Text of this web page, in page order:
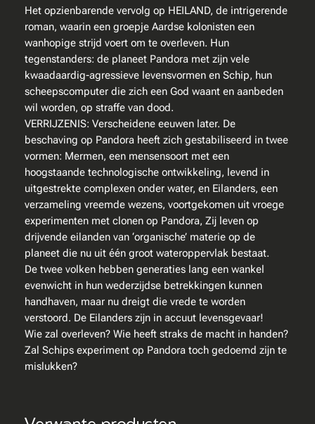
t
e
n
B
i
l
l
R
a
n
s
o
m
–
V
e
r
r
i
j
z
e
n
Het opzienbarende vervolg op HEILAND, de intrigerende
roman, waarin een groepje Aardse kolonisten een
wanhopige strijd voert om te overleven. Hun
tegenstanders: de planeet Pandora met zijn vele
kwaadaardig-agressieve levensvormen en Schip, hun
scheepscomputer die zich een God waant en aanbeden
wil worden, op straffe van dood.
VERRIJZENIS: Verscheidene eeuwen later. De
beschaving op Pandora heeft zich gestabiliseerd in twee
vormen: Mermen, een mensensoort met een
hoogstaande technologische ontwikkeling, levend in
uitgestrekte complexen onder water, en Eilanders, een
verzameling vreemde wezens, voortgekomen uit vroege
experimenten met clonen op Pandora, Zij leven op
drijvende eilanden van ‘organische’ materie op de
planeet die nu uit één groot wateroppervlak bestaat.
De twee volken hebben generaties lang een wankel
evenwicht in hun wederzijdse betrekkingen kunnen
handhaven, maar nu dreigt die vrede te worden
verstoord. De Eilanders zijn in accuut levensgevaar!
Wie zal overleven? Wie heeft straks de macht in handen?
Zal Schips experiment op Pandora toch gedoemd zijn te
mislukken?